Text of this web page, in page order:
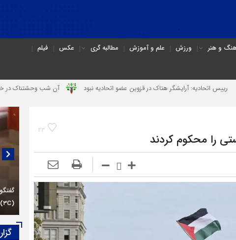
و هنر ورزش علم و آموزش مطالبه گری عکس
فیلم
هتاک در قزوین عضو اتحادیه نبود آن شب وحشتناک در خانه «عصمت»
23
را محکوم کردند
(۳C)